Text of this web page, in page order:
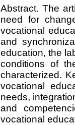
Abstract. The
need for
vocational
and
education, the
conditions of
characterized.
vocational
needs,
and
vocational